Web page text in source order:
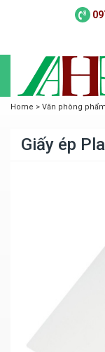
Home > Văn phòng phẩm
Giấy ép